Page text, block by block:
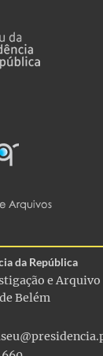
da República
e Arquivo
Belém